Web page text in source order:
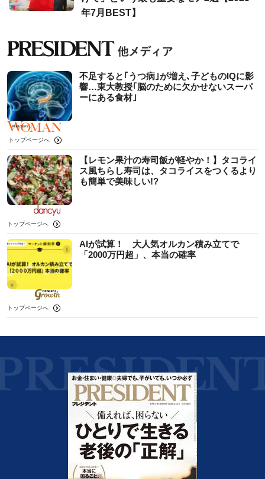
年7月BEST】
不足すると｢うつ病｣が増え､子どものIQに影
響…東大教授｢脳のために欠かせないスーパ
ーにある食材｣
トップページへ
【レモン果汁の寿司飯が軽やか！】タコライ
ス風ちらし寿司は、タコライスをつくるより
も簡単で美味しい!?
トップページへ
AIが試算！ 大人気オルカン積み立てで
「2000万円超」、本当の確率
トップページへ